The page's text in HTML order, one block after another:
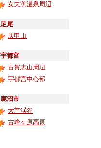
女夫渕温泉周辺
足尾
庚申山
宇都宮
古賀志山周辺
宇都宮中心部
鹿沼市
大芦渓谷
古峰ヶ原高原